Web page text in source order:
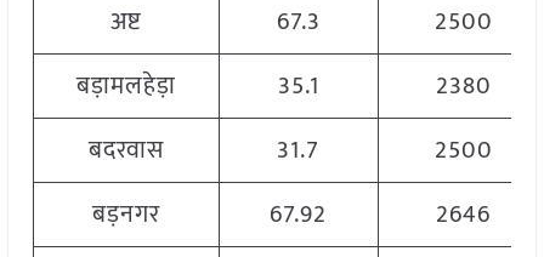
अष्ट
67.3
2500
बड़ामलहेड़ा
35.1
2380
बदरवास
31.7
2500
बड़नगर
67.92
2646